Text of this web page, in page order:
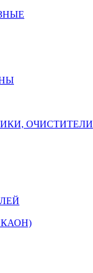
ОЧИСТИТЕЛИ